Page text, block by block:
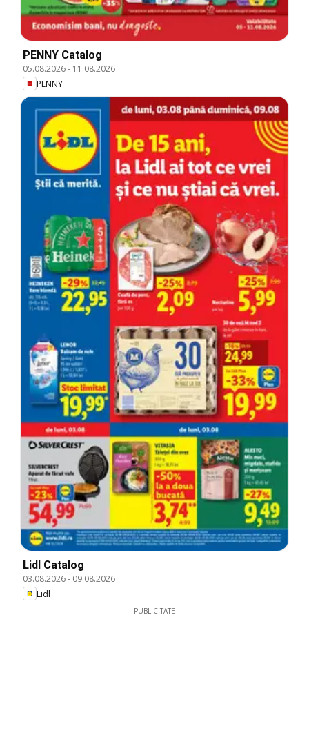
PENNY Catalog
05.08.2026- 11.08.2026
PENNY
Lidl Catalog
03.08.2026- 09.08.2026
Lidl
PUBLICITATE